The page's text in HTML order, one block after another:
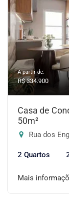
A partir de:
R$ 334.900
Casa de
50m²
Rua dos
2 Quartos
Mais